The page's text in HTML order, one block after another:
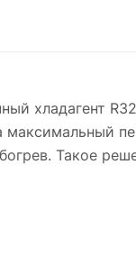
хладагент
Такое